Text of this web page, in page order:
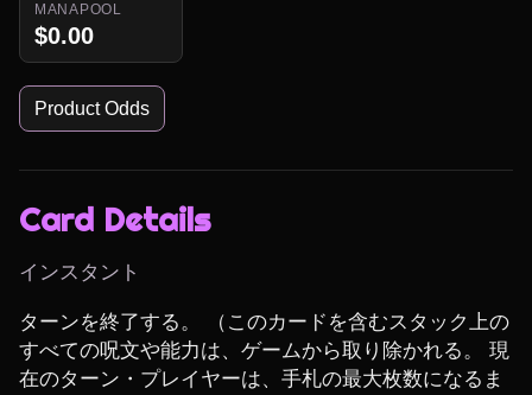
MANAPOOL
$0.00
Product Odds
Card Details
インスタント
ターンを終了する。 （このカードを含むスタック上の
すべての呪文や能力は、ゲームから取り除かれる。 現
在のターン・プレイヤーは、手札の最大枚数になるま